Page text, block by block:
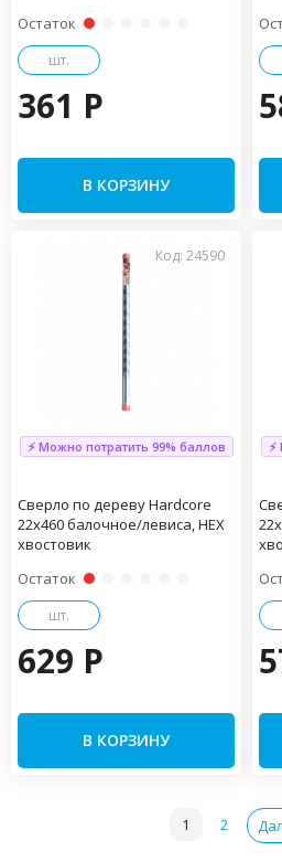
Остаток
шт.
361 P
В КОРЗИНУ
Код: 24590
⚡ Можно потратить 99% баллов
Сверло по дереву Hardcore
22х460 балочное/левиса, HEX
хвостовик
Остаток
шт.
629 P
В КОРЗИНУ
1 2